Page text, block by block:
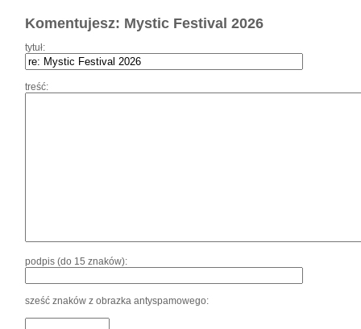
Komentujesz: Mystic Festival 2026
tytuł:
treść:
podpis (do 15 znaków):
sześć znaków z obrazka antyspamowego: